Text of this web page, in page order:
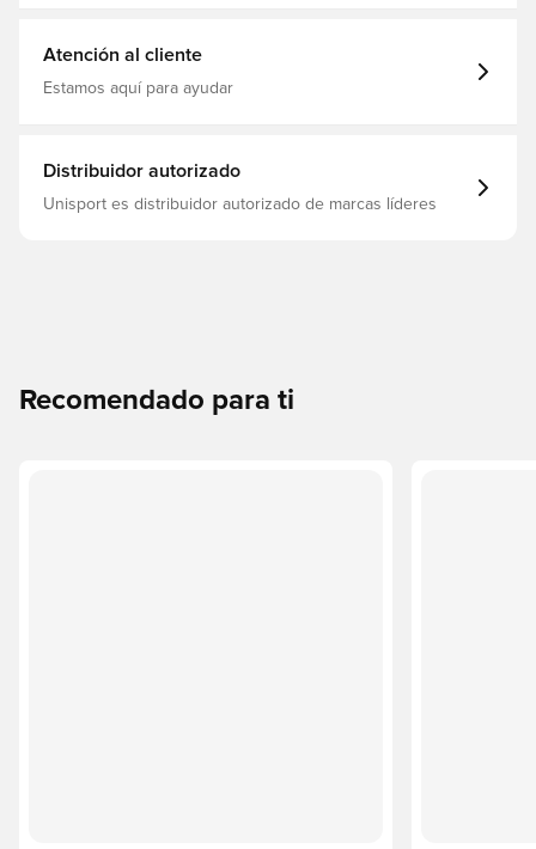
Atención al cliente
Estamos aquí para ayudar
Distribuidor autorizado
Unisport es distribuidor autorizado de marcas líderes
Recomendado para ti